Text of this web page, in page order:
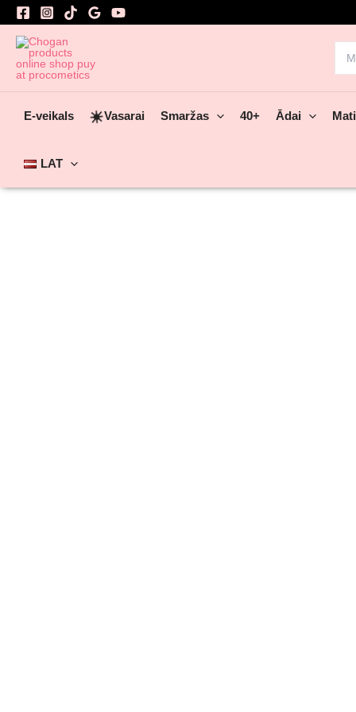
Skip
to
content
for:
E-veikals ☀️Vasarai Smaržas 40+ Ādai
LAT